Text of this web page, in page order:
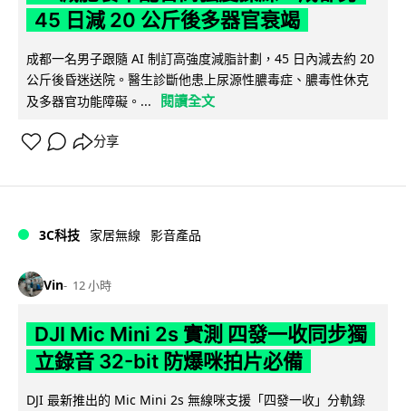
45 日減 20 公斤後多器官衰竭
成都一名男子跟隨 AI 制訂高強度減脂計劃，45 日內減去約 20
公斤後昏迷送院。醫生診斷他患上尿源性膿毒症、膿毒性休克
及多器官功能障礙。...
閱讀全文
分享
3C科技 家居無線 影音產品
Vin 12 小時
DJI Mic Mini 2s 實測 四發一收同步獨
立錄音 32-bit 防爆咪拍片必備
DJI 最新推出的 Mic Mini 2s 無線咪支援「四發一收」分軌錄